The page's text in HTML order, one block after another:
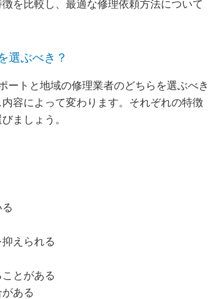
を比較し、最適な修理依頼方法について
選ぶべき？
ートと地域の修理業者のどちらを選ぶべき
容によって変わります。それぞれの特徴
ましょう。
えられる
とがある
ある